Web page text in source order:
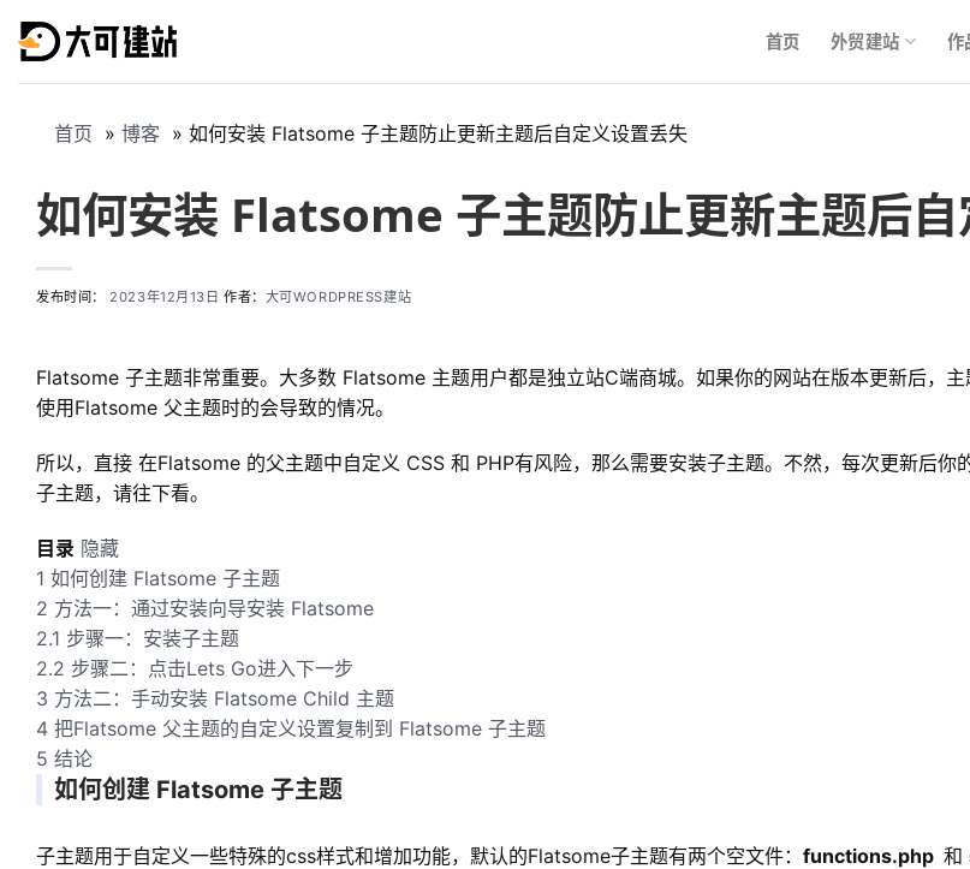
到
首页 外贸建站 作
首页 博客 如何安装 Flatsome 子主题防止更新主题后自定义设置丢失
如何安装 Flatsome 子主题防止更新主题后
发布时间：2023年12月13日 作者： 大可WORDPRESS建站
Flatsome 子主题非常重要。大多数 Flatsome 主题用户都是独立站C端商城。如果你的网站在版本更新后，
使用Flatsome 父主题时的会导致的情况。
所以，直接 在Flatsome 的父主题中自定义 CSS 和 PHP有风险，那么需要安装子主题。不然，每次更新后
子主题，请往下看。
目录 隐藏
1 如何创建 Flatsome 子主题
2 方法一：通过安装向导安装 Flatsome
2.1 步骤一：安装子主题
2.2 步骤二：点击Lets Go进入下一步
3 方法二：手动安装 Flatsome Child 主题
4 把Flatsome 父主题的自定义设置复制到 Flatsome 子主题
5 结论
如何创建 Flatsome 子主题
子主题用于自定义一些特殊的css样式和增加功能，默认的Flatsome子主题有两个空文件： functions.php 和